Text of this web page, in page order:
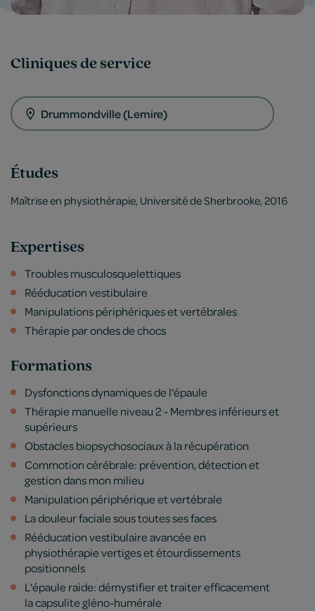
Cliniques de service
Drummondville (Lemire)
Études
Maîtrise en physiothérapie, Université de Sherbrooke, 2016
Expertises
Troubles musculosquelettiques
Rééducation vestibulaire
Manipulations périphériques et vertébrales
Thérapie par ondes de chocs
Formations
Dysfonctions dynamiques de l'épaule
Thérapie manuelle niveau 2 - Membres inférieurs et
supérieurs
Obstacles biopsychosociaux à la récupération
Commotion cérébrale: prévention, détection et
gestion dans mon milieu
Manipulation périphérique et vertébrale
La douleur faciale sous toutes ses faces
Rééducation vestibulaire avancée en
physiothérapie vertiges et étourdissements
positionnels
L'épaule raide: démystifier et traiter efficacement
la capsulite gléno-humérale